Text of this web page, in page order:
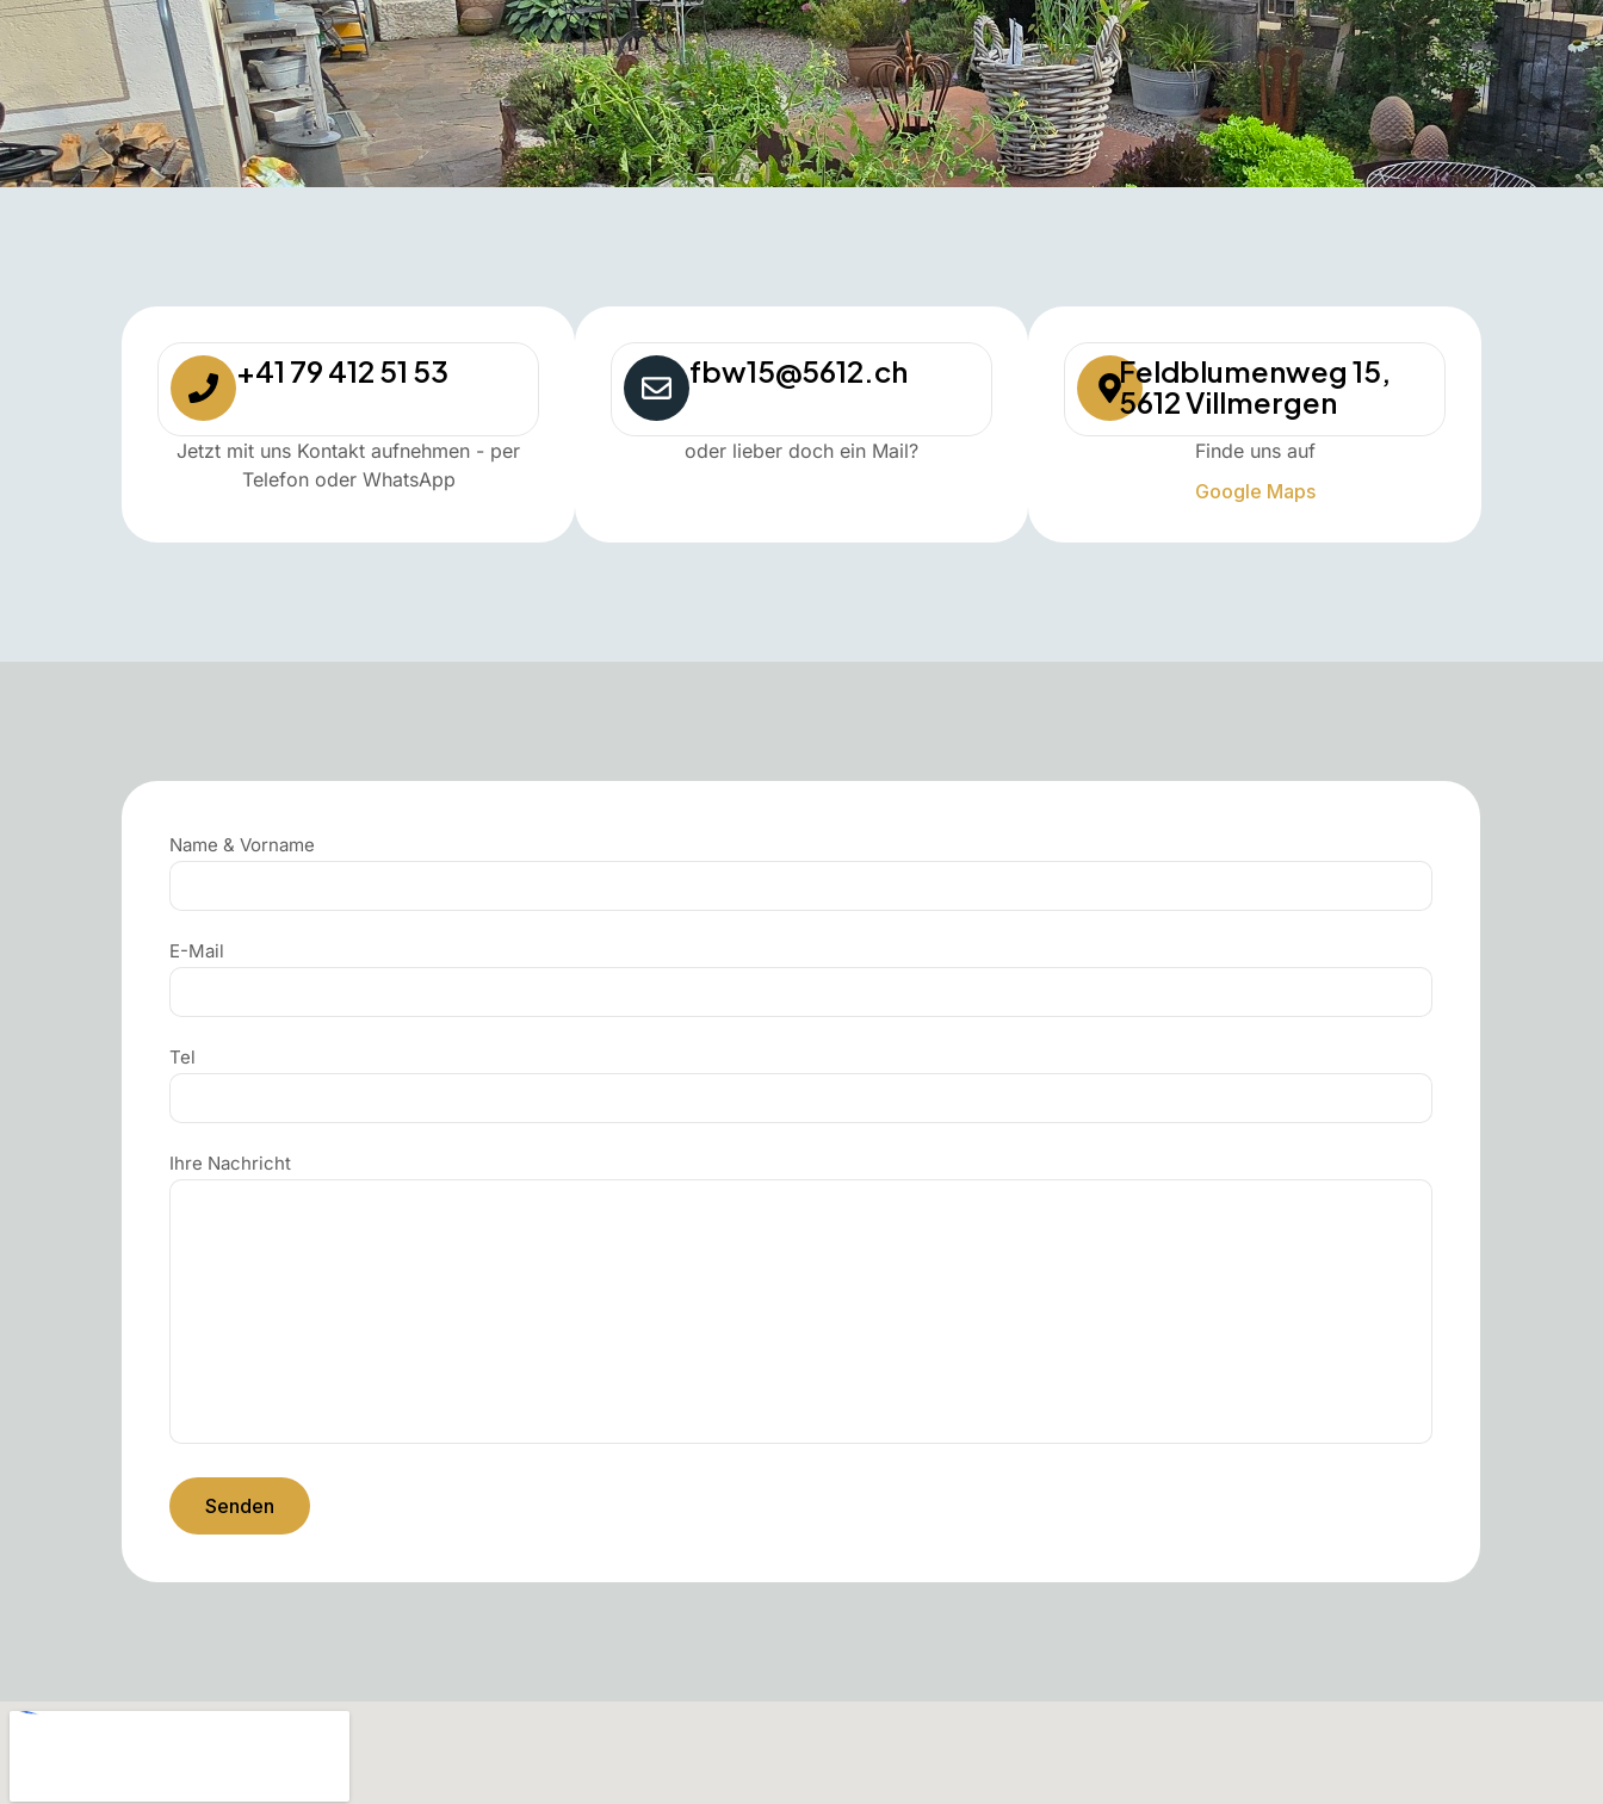
+41 79 412 51 53
Jetzt mit uns Kontakt aufnehmen - per
Telefon oder WhatsApp
fbw15@5612.ch
oder lieber doch ein Mail?
Feldblumenweg 15,
5612 Villmergen
Finde uns auf
Google Maps
Name & Vorname
E-Mail
Tel
Ihre Nachricht